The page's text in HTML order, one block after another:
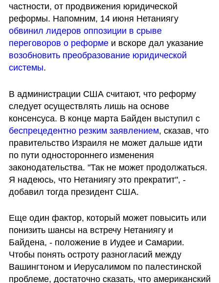
частности, от продвижения юридической
реформы. Напомним, 14 июня Нетаниягу
обвинил лидеров оппозиции в срыве
переговоров о реформе
и вскоре дал указание
возобновить преобразование юридической
системы.
В администрации США считают, что реформу
следует осуществлять лишь на основе
консенсуса. В конце марта Байден выступил с
беспрецедентно резким заявлением, сказав, что
правительство Израиля не может дальше идти
по пути одностороннего изменения
законодательства. "Так не может продолжаться.
Я надеюсь, что Нетаниягу это прекратит", -
добавил тогда президент США.
Еще один фактор, который может повысить или
понизить шансы на встречу Нетаниягу и
Байдена, - положение в Иудее и Самарии.
Чтобы понять остроту разногласий между
Вашингтоном и Иерусалимом по палестинской
проблеме, достаточно сказать, что американский